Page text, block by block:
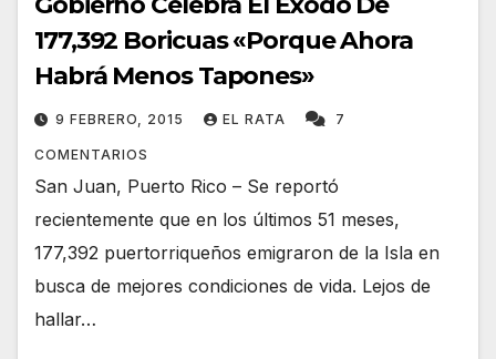
177,392 Boricuas «Porque Ahora
Habrá Menos Tapones»
9 FEBRERO, 2015 EL RATA 7
COMENTARIOS
San Juan, Puerto Rico – Se reportó
recientemente que en los últimos 51 meses,
177,392 puertorriqueños emigraron de la Isla en
busca de mejores condiciones de vida. Lejos de
hallar…